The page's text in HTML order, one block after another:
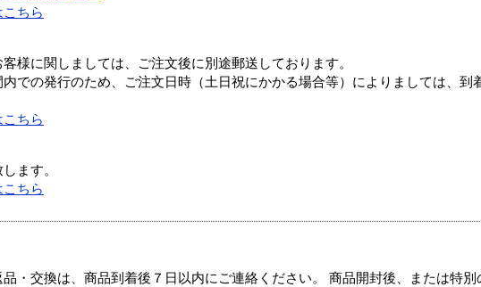
ちら
様に関しましては、ご注文後に別途郵送しております。
での発行のため、ご注文日時（土日祝にかかる場合等）によりましては、到
ちら
ます。
ちら
・交換は、商品到着後７日以内にご連絡ください。 商品開封後、または特別